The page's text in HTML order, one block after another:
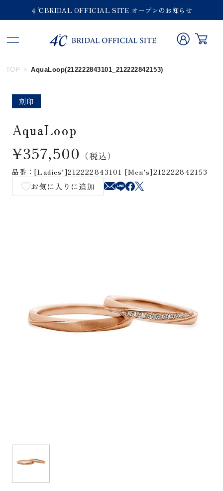
４℃BRIDAL OFFICIAL SITE オープンのお知らせ
TOP AquaLoop(212222843101_212222842153)
刻印
AquaLoop
¥357,500 （税込）
品番：[Ladies’]212222843101 [Men’s]212222842153
お気に入りに追加